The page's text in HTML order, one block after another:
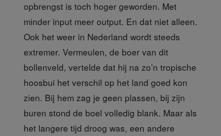
opbrengst is toch hoger geworden. Met
minder input meer output. En dat niet alleen.
Ook het weer in Nederland wordt steeds
extremer. Vermeulen, de boer van dit
bollenveld, vertelde dat hij na zo’n tropische
hoosbui het verschil op het land goed kon
zien. Bij hem zag je geen plassen, bij zijn
buren stond de boel volledig blank. Maar als
het langere tijd droog was, een andere